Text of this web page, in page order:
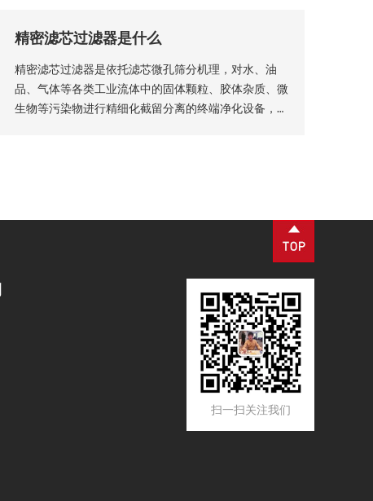
油、钢铁、矿山等各类工业场景，为工业化稳定生产、
产品提质增效提供核心支撑。
精密滤芯过滤器是什么
精密滤芯过滤器是依托滤芯微孔筛分机理，对水、油
品、气体等各类工业流体中的固体颗粒、胶体杂质、微
生物等污染物进行精细化截留分离的终端净化设备，广
扫一扫关注我们